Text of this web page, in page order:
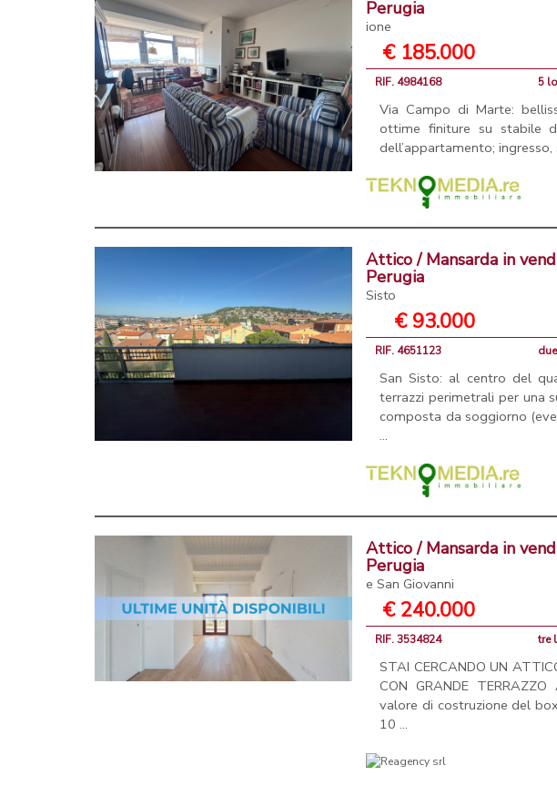
Perugia
ione
€ 185.000
RIF. 4984168 5
Via Campo di Marte:
ottime finiture su stabile
dell’appartamento;
Attico / Mansarda in
Perugia
Sisto
€ 93.000
RIF. 4651123
San Sisto: al centro del
terrazzi perimetrali per una
composta da soggiorno
...
Attico / Mansarda in
Perugia
e San Giovanni
€ 240.000
RIF. 3534824 tre
STAI CERCANDO UN
CON GRANDE
valore di costruzione del
10 ...